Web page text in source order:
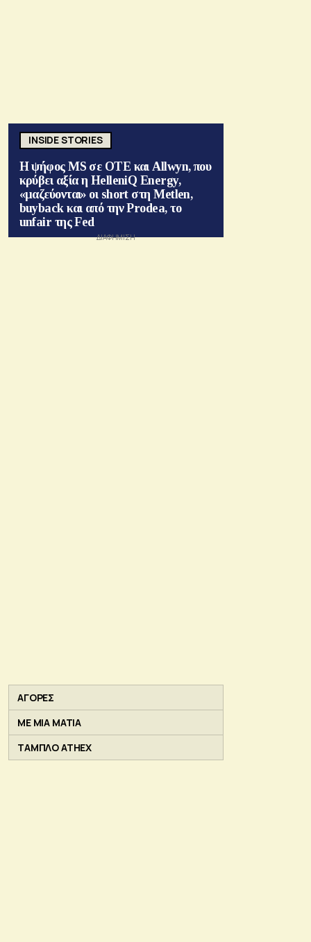
INSIDE STORIES
Η ψήφος MS σε ΟΤΕ και Allwyn, που
κρύβει αξία η HelleniQ Energy,
«μαζεύονται» οι short στη Metlen,
buyback και από την Prodea, το
unfair της Fed
ΑΓΟΡΕΣ
ΜΕ ΜΙΑ ΜΑΤΙΑ
ΤΑΜΠΛΟ ATHEX